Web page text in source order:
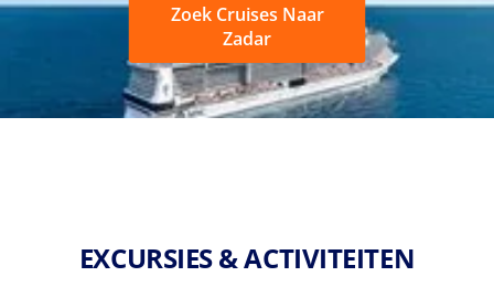
Zoek Cruises Naar
Zadar
EXCURSIES & ACTIVITEITEN